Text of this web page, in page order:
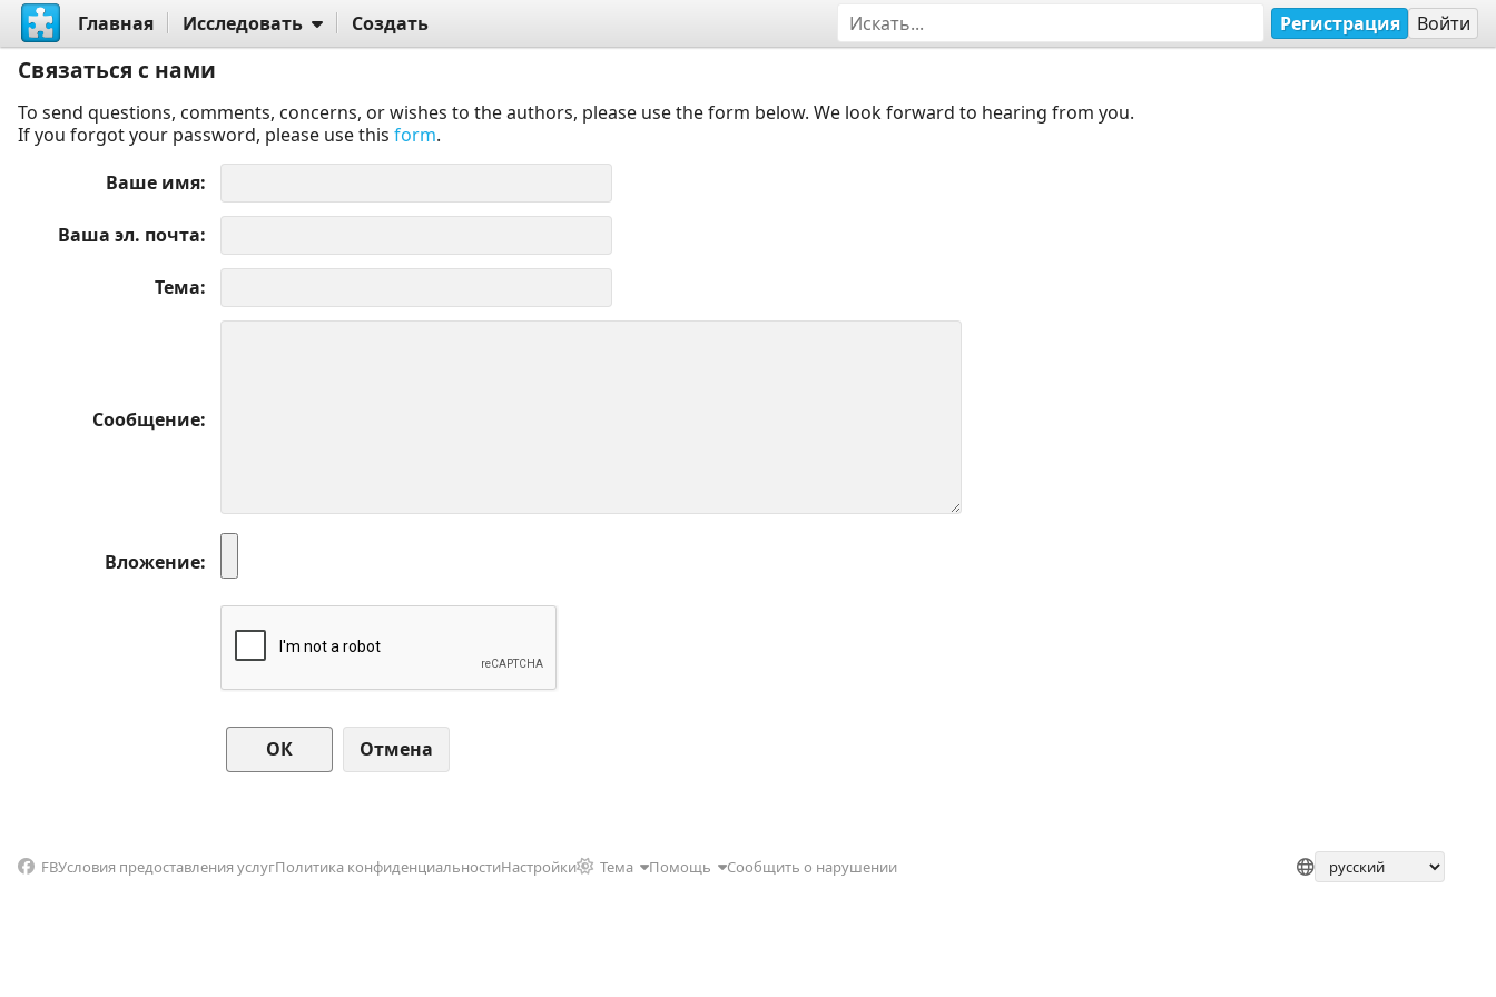
Главная Исследовать Создать Регистрация Войти
Связаться с нами
To send questions, comments, concerns, or wishes to the authors, please use the form below. We look forward to hearing from you.
If you forgot your password, please use this form.
Ваше имя
Ваша эл. почта
Тема
Сообщение
Вложение
Отмена
FBУсловия предоставления услугПолитика конфиденциальностиНастройки Тема Помощь Сообщить о нарушении